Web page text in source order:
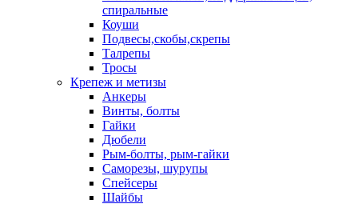
спиральные
Коуши
Подвесы,скобы,скрепы
Талрепы
Тросы
Крепеж и метизы
Анкеры
Винты, болты
Гайки
Дюбели
Рым-болты, рым-гайки
Саморезы, шурупы
Спейсеры
Шайбы